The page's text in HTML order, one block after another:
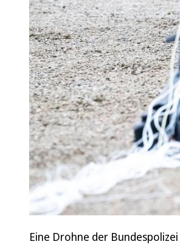
Eine Drohne der